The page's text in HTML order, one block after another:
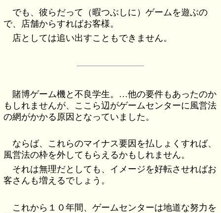
でも、彼らだって（暇つぶしに）ゲームを遊ぶの
で、店舗からすればお客様。
店としては追い出すこともできません。
賭博ゲーム機と不良学生。…他の要件もあったのか
もしれませんが、ここら辺がゲームセンターに風営法
の網がかかる原因となっていました。
ならば、これらのマイナス要因を払しょくすれば、
風営法の枠を外してもらえるかもしれません。
それは無理だとしても、イメージを好転させればお
客さんも増えるでしょう。
これから１０年間、ゲームセンターは地道な努力を